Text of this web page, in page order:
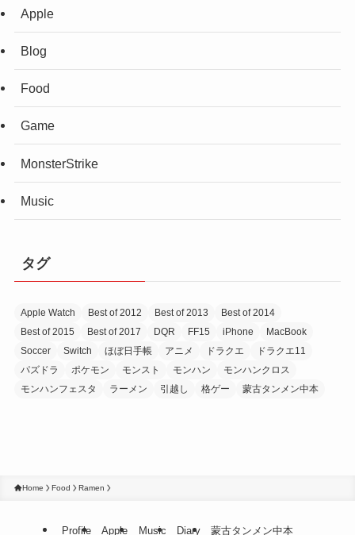
Apple
Blog
Food
Game
MonsterStrike
Music
タグ
Apple Watch Best of 2012 Best of 2013
Best of 2014
Best of 2015
Best of 2017 DQR FF15 iPhone
MacBook
Soccer
Switch ほぼ日手帳 アニメ ドラクエ
ドラクエ11
パズドラ
ポケモン モンスト モンハン
モンハンクロス
モンハンフェスタ
ラーメン 引越し 格ゲー 蒙古タンメン中本
Home Food Ramen
Profile Apple Music Diary 蒙古タンメン中本